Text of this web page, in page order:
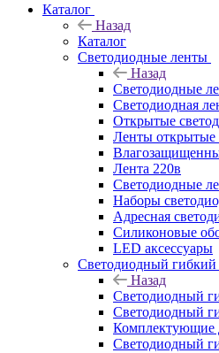
Каталог
Назад
Каталог
Светодиодные ленты
Назад
Светодиодные
Светодиодная
Открытые
Ленты
Лента 220в
Светодиодные
Наборы
Адресная
Силиконовые
LED аксессуары
Светодиодный гибкий
Назад
Светодиодный
Светодиодный
Комплектующие
Светодиодный